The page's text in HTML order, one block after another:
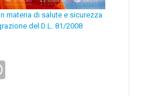
materia di salute e sicurezza
del D.L. 81/2008